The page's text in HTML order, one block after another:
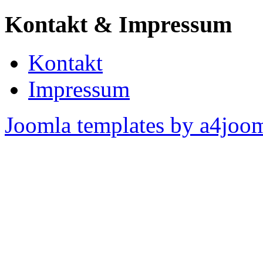
Kontakt & Impressum
Kontakt
Impressum
Joomla templates by